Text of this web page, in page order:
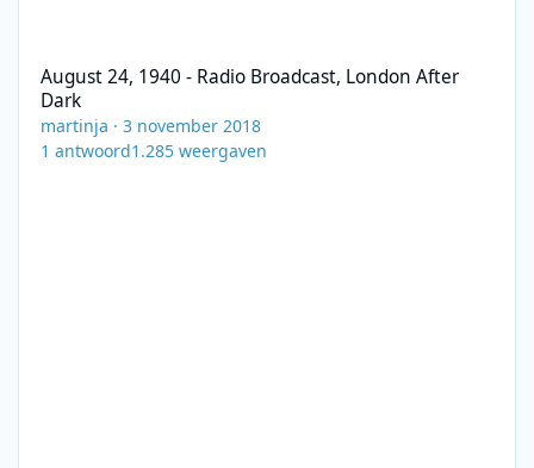
August 24, 1940 - Radio Broadcast, London After
Dark
martinja ·3 november 2018
1 antwoord1.285 weergaven